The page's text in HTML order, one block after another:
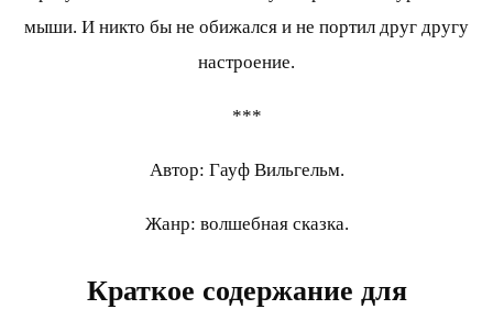
мыши. И никто бы не обижался и не портил друг другу
настроение.
***
Автор: Гауф Вильгельм.
Жанр: волшебная сказка.
Краткое содержание для